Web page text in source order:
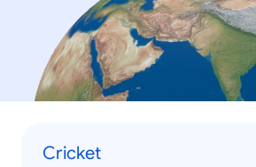
Cricket